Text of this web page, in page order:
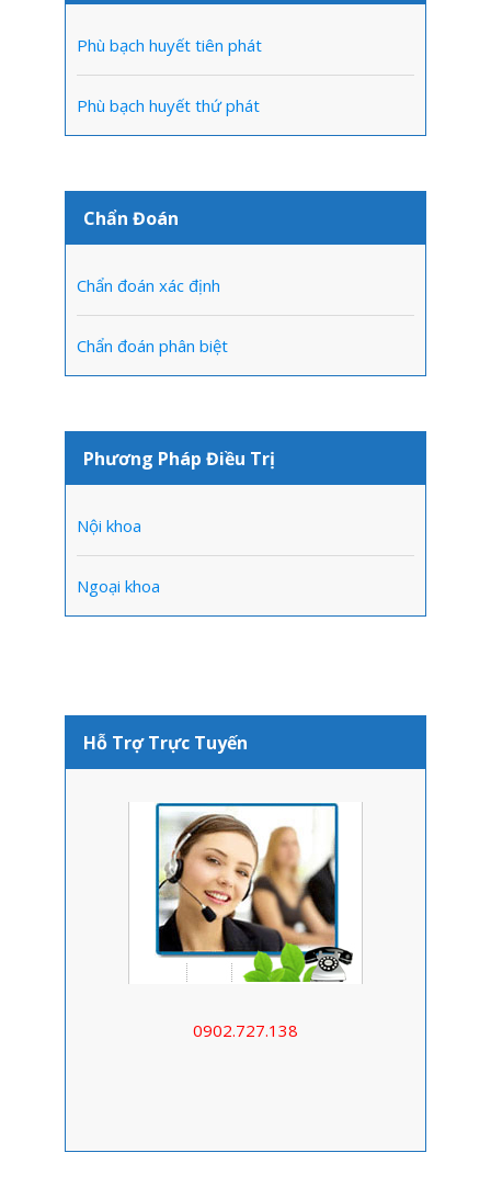
Phù bạch huyết tiên phát
Phù bạch huyết thứ phát
Chẩn Đoán
Chẩn đoán xác định
Chẩn đoán phân biệt
Phương Pháp Điều Trị
Nội khoa
Ngoại khoa
Hỗ Trợ Trực Tuyến
0902.727.138